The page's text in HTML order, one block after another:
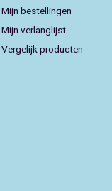
Mijn bestellingen
Mijn verlanglijst
Vergelijk producten